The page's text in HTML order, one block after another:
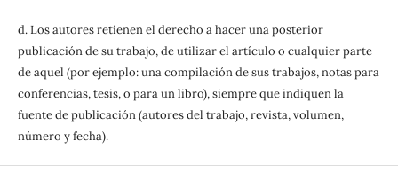
d. Los autores retienen el derecho a hacer una posterior
publicación de su trabajo, de utilizar el artículo o cualquier parte
de aquel (por ejemplo: una compilación de sus trabajos, notas para
conferencias, tesis, o para un libro), siempre que indiquen la
fuente de publicación (autores del trabajo, revista, volumen,
número y fecha).